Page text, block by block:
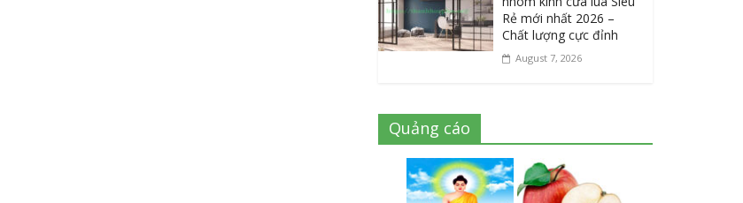
Rẻ mới nhất 2026 –
Chất lượng cực đỉnh
August 7, 2026
Quảng cáo